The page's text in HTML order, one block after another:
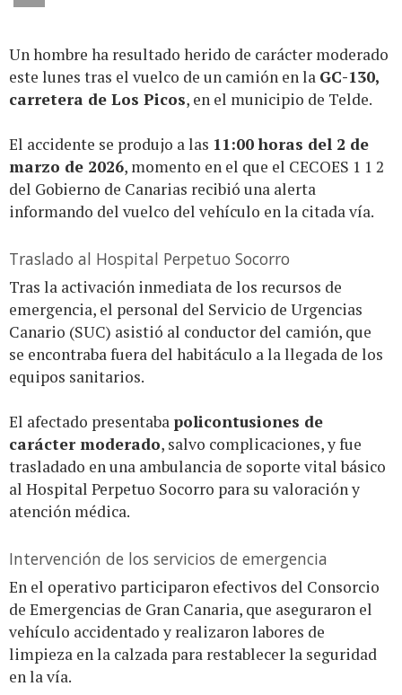
Un hombre ha resultado herido de carácter moderado
este lunes tras el vuelco de un camión en la GC-130,
carretera de Los Picos, en el municipio de Telde.
El accidente se produjo a las 11:00 horas del 2 de
marzo de 2026, momento en el que el CECOES 1 1 2
del Gobierno de Canarias recibió una alerta
informando del vuelco del vehículo en la citada vía.
Traslado al Hospital Perpetuo Socorro
Tras la activación inmediata de los recursos de
emergencia, el personal del Servicio de Urgencias
Canario (SUC) asistió al conductor del camión, que
se encontraba fuera del habitáculo a la llegada de los
equipos sanitarios.
El afectado presentaba policontusiones de
carácter moderado, salvo complicaciones, y fue
trasladado en una ambulancia de soporte vital básico
al Hospital Perpetuo Socorro para su valoración y
atención médica.
Intervención de los servicios de emergencia
En el operativo participaron efectivos del Consorcio
de Emergencias de Gran Canaria, que aseguraron el
vehículo accidentado y realizaron labores de
limpieza en la calzada para restablecer la seguridad
en la vía.